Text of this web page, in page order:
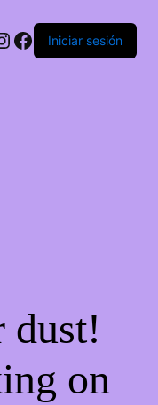
Iniciar sesión
dust!
on